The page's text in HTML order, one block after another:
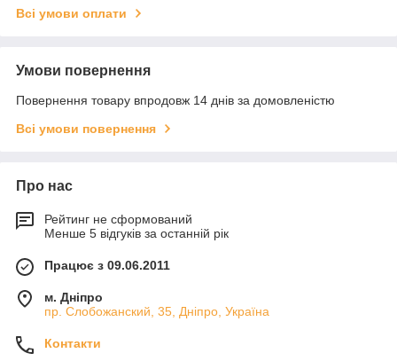
Всі умови оплати
Умови повернення
Повернення товару впродовж 14 днів за домовленістю
Всі умови повернення
Про нас
Рейтинг не сформований
Менше 5 відгуків за останній рік
Працює з 09.06.2011
м. Дніпро
пр. Слобожанский, 35, Дніпро, Україна
Контакти